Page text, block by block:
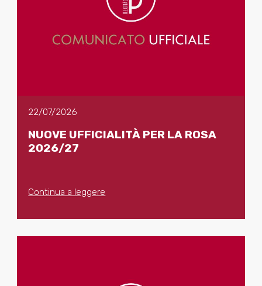
22/07/2026
NUOVE UFFICIALITÀ PER LA ROSA
2026/27
Continua a leggere